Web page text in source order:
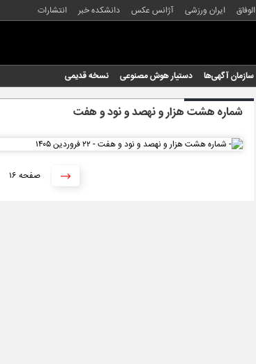
الوفاق ایران ورزشی آژانس عکس دانشکده خبر انتشارات
سازمان آگهی‌ها دستیار هوش مصنوعی نسخه قدیمی
شماره هشت هزار و نهصد و نود و هفت
۱۶